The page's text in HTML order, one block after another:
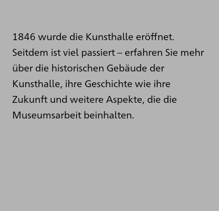
1846 wurde die Kunsthalle eröffnet.
Seitdem ist viel passiert – erfahren Sie mehr
über die historischen Gebäude der
Kunsthalle, ihre Geschichte wie ihre
Zukunft und weitere Aspekte, die die
Museumsarbeit beinhalten.